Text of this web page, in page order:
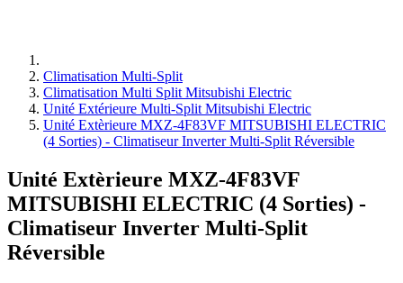
Climatisation Multi-Split
Climatisation Multi Split Mitsubishi Electric
Unité Extérieure Multi-Split Mitsubishi Electric
Unité Extèrieure MXZ-4F83VF MITSUBISHI ELECTRIC
(4 Sorties) - Climatiseur Inverter Multi-Split Réversible
Unité Extèrieure MXZ-4F83VF
MITSUBISHI ELECTRIC (4 Sorties) -
Climatiseur Inverter Multi-Split
Réversible